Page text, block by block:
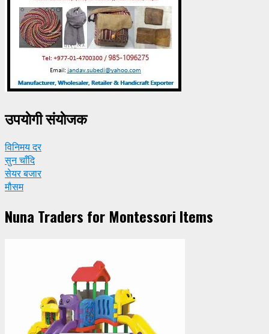
उपयाेगी संयाेजक
विनिमय दर
सुन चाँदि
सेयर बजार
मौसम
Nuna Traders for Montessori Items